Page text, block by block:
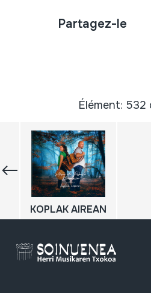
Partagez-le
Élément: 532
KOPLAK AIREAN